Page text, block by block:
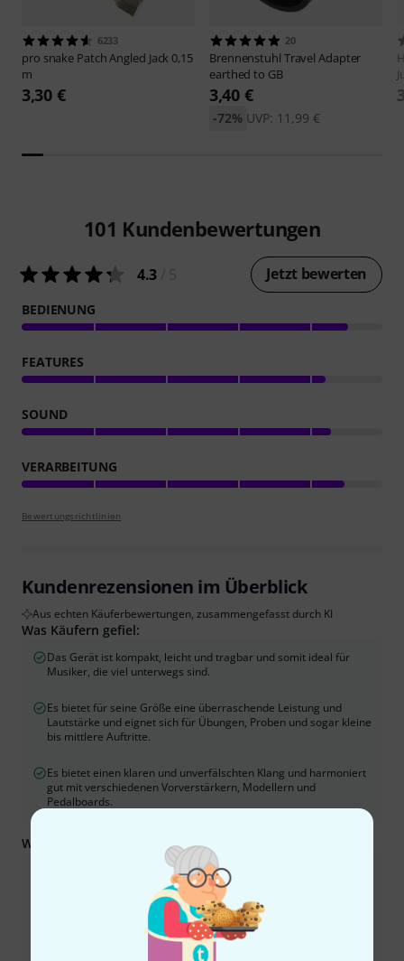
6233
pro snake Patch Angled Jack 0,15
m
3,30 €
20
Brennenstuhl Travel Adapter
earthed to GB
3,40 €
UVP: 11,99 €
-72%
101 Kundenbewertungen
4.3 Jetzt bewerten
BEDIENUNG
FEATURES
SOUND
VERARBEITUNG
Bewertungsrichtlinien
Kundenrezensionen im Überblick
Aus echten Käuferbewertungen, zusammengefasst durch KI
Was Käufern gefiel:
Das Gerät ist kompakt, leicht und tragbar und somit ideal für
Musiker, die viel unterwegs sind.
Es bietet für seine Größe eine überraschende Leistung und
Lautstärke und eignet sich für Übungen, Proben und sogar kleine
bis mittlere Auftritte.
Es bietet einen klaren und unverfälschten Klang und harmoniert
gut mit verschiedenen Vorverstärkern, Modellern und
Pedalboards.
Was Sie außerdem wissen sollten:
Viele Benutzer berichten von einem deutlich wahrnehmbaren
Hintergrundrauschen, Pfeifen oder Brummen, insbesondere bei
höheren Lautstärken oder mit dem mitgelieferten Netzteil.
Der Lautstärkeregler wird oft als nichtlinear und sprunghaft
beschrieben, was präzise Lautstärkeeinstellungen erschwert,